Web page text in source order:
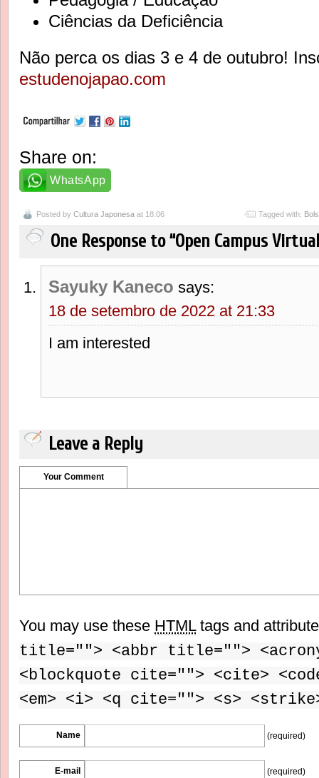
Ciências da Deficiência
Não perca os dias 3 e 4 de outubro!
estudenojapao.com
Share on:
WhatsApp
Posted by Cultura Japonesa at 18:06 Tagged with:
One Response to “Open Campus
Sayuky Kaneco says:
18 de setembro de 2022 at 21:33
I am interested
Leave a Reply
Your Comment
You may use these HTMLtags and
title=""> <abbr title="">
<blockquote cite=""> <cite>
<em> <i> <q cite=""> <s>
Name (required)
E-mail (required)